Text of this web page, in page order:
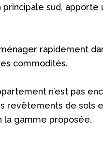
sud,
rapidement
commodités.
n’est pas
revêtements de sols
la gamme proposée.